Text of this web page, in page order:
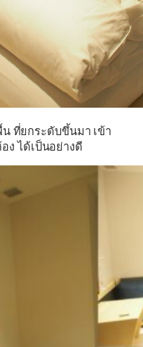
ที่ยกระดับขึ้นมา เข้า
ง ได้เป็นอย่างดี